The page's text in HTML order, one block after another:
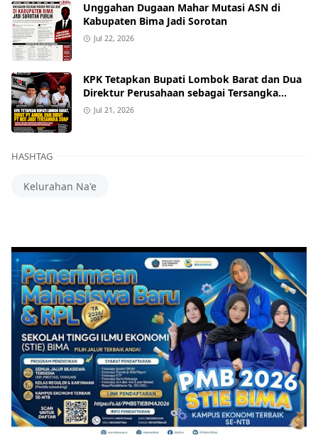
Unggahan Dugaan Mahar Mutasi ASN di
Kabupaten Bima Jadi Sorotan
Jul 22, 2026
KPK Tetapkan Bupati Lombok Barat dan Dua
Direktur Perusahaan sebagai Tersangka
Dugaan Suap Proyek
Jul 21, 2026
HASHTAG
Kelurahan Na'e